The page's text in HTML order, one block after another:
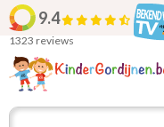
9.4
1323 reviews